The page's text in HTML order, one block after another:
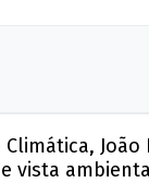
vista